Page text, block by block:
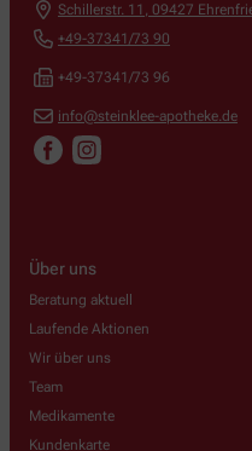
Schillerstr. 11 , 09427
+49-37341/73 90
+49-37341/73 96
info@steinklee-apotheke.de
Über uns
Beratung aktuell
Laufende Aktionen
Wir über uns
Team
Medikamente
Kundenkarte